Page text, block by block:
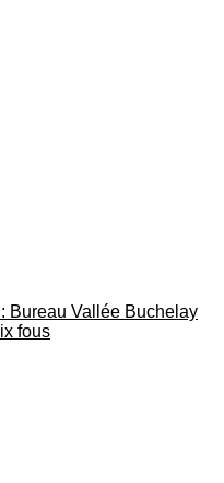
Bureau Vallée Buchelay
fous